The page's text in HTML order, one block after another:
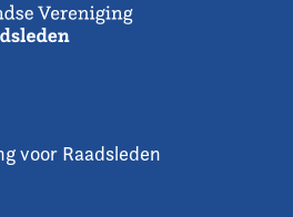
voor Raadsleden